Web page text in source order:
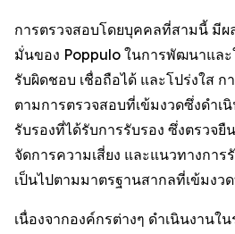
การตรวจสอบโดยบุคคลที่สามนี้ มีผ
มั่นของ Poppulo ในการพัฒนาและ
รับผิดชอบ เชื่อถือได้ และโปร่งใส ก
ตามการตรวจสอบที่เข้มงวดซึ่งดำเ
รับรองที่ได้รับการรับรอง ซึ่งตรวจ
จัดการความเสี่ยง และแนวทางกา
เป็นไปตามมาตรฐานสากลที่เข้มงว
เนื่องจากองค์กรต่างๆ ดำเนินงานใ